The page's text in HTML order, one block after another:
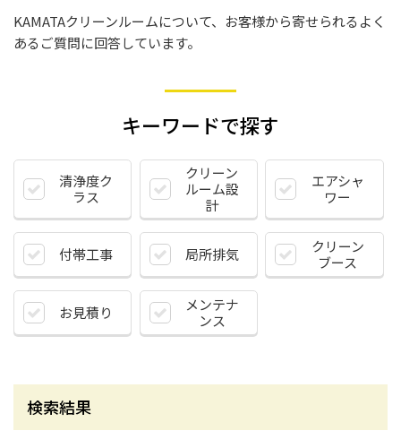
KAMATAクリーンルームについて、お客様から寄せられるよく
あるご質問に回答しています。
キーワードで探す
清浄度ク
ラス
クリーン
ルーム設
計
エアシャ
ワー
付帯工事 局所排気
クリーン
ブース
お見積り
メンテナ
ンス
検索結果